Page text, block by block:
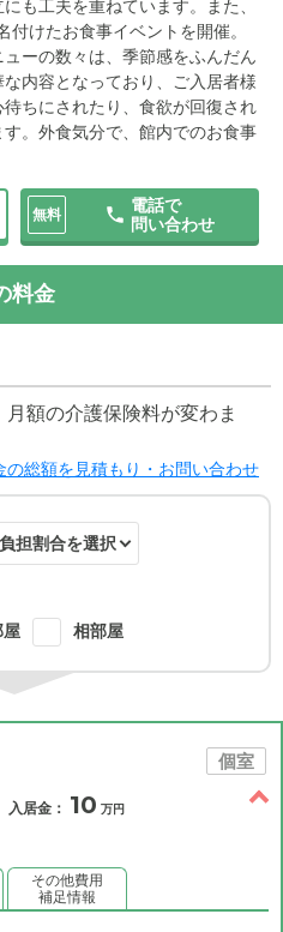
も工夫を重ねています。また、
けたお食事イベントを開催。
ーの数々は、季節感をふんだん
内容となっており、ご入居者様
ちにされたり、食欲が回復され
。外食気分で、館内でのお食事
無料
電話で
問い合わせ
料金
額の介護保険料が変わま
の総額を見積もり・お問い合わせ
屋 相部屋
個室
入居金： 10 万円
その他費用
補足情報